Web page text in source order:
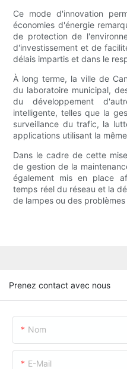
Ce mode d'innovation
économies d'énergie
de protection de
d'investissement et de
délais impartis et dans le
À long terme, la ville de
du laboratoire municipal,
du développement
intelligente, telles que la
surveillance du trafic, la
applications utilisant la
Dans le cadre de cette
de gestion de la
également mis en place
temps réel du réseau et la
de lampes ou des
Prenez contact avec nous
Nom
E-Mail